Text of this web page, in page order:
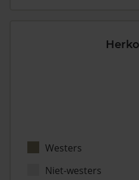
Westers
Niet-westers